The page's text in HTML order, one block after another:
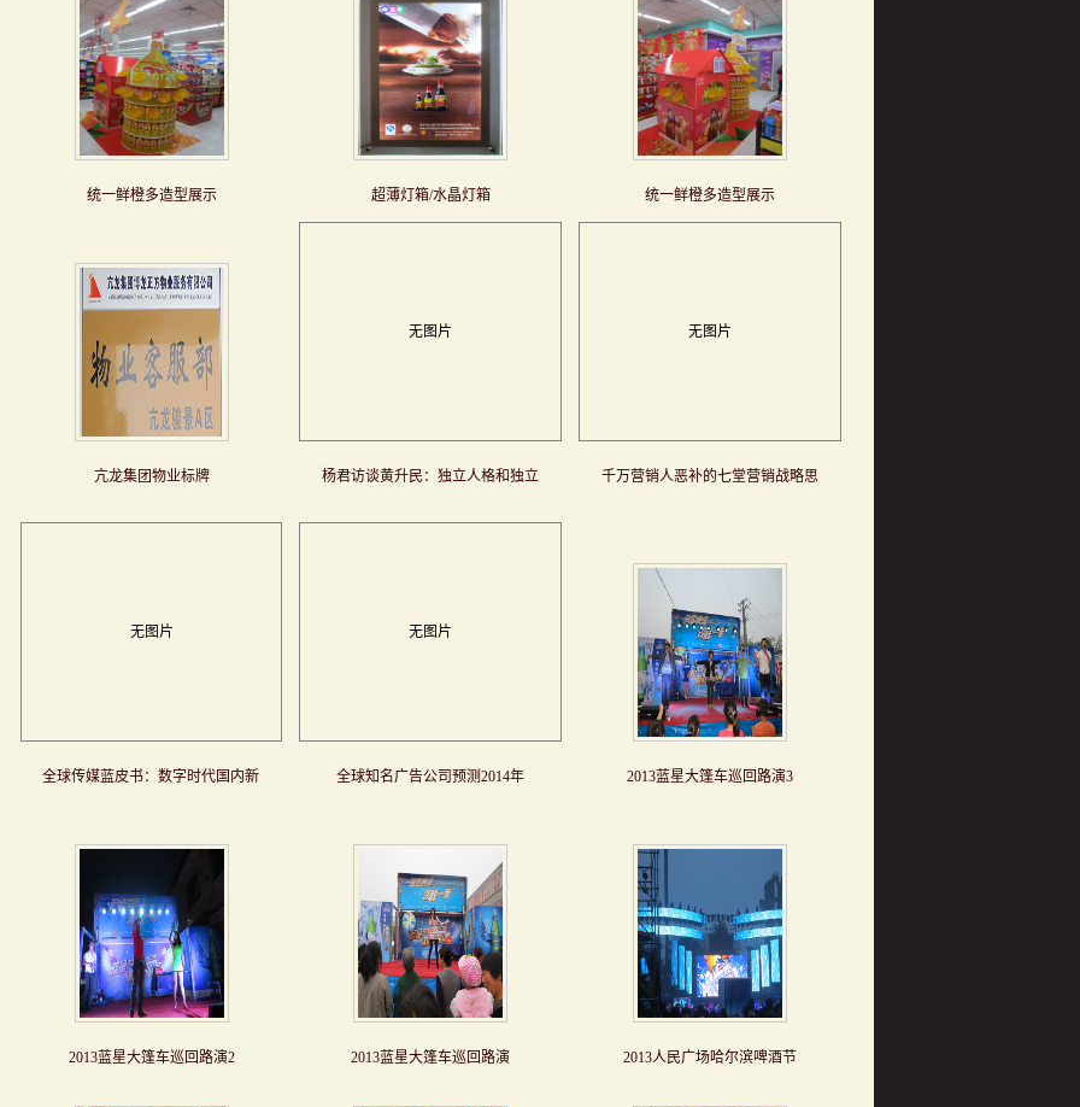
统一鲜橙多造型展示 超薄灯箱/水晶灯箱 统一鲜橙多造型展示
亢龙集团物业标牌
无图片
杨君访谈黄升民：独立人格和独立
无图片
千万营销人恶补的七堂营销战略思
无图片
全球传媒蓝皮书：数字时代国内新
无图片
全球知名广告公司预测2014年 2013蓝星大篷车巡回路演3
2013蓝星大篷车巡回路演2 2013蓝星大篷车巡回路演 2013人民广场哈尔滨啤酒节